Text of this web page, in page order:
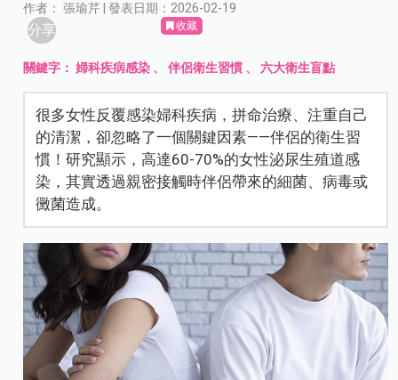
作者： 張瑜芹 | 發表日期：2026-02-19
分享 收藏
關鍵字：婦科疾病感染 、伴侶衛生習慣 、六大衛生盲點
很多女性反覆感染婦科疾病，拼命治療、注重自己
的清潔，卻忽略了一個關鍵因素——伴侶的衛生習
慣！研究顯示，高達60-70%的女性泌尿生殖道感
染，其實透過親密接觸時伴侶帶來的細菌、病毒或
黴菌造成。